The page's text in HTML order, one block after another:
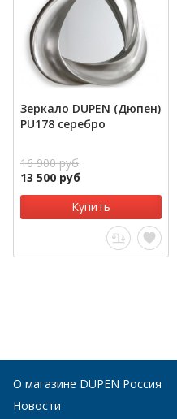
Зеркало DUPEN (Дюпен)
PU178 серебро
16 900 руб
13 500 руб
Купить
О магазине DUPEN Россия
Новости